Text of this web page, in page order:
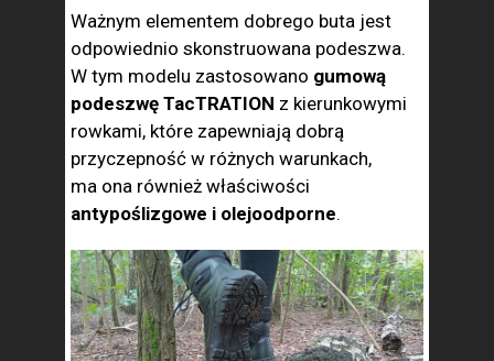
Ważnym elementem dobrego buta jest
odpowiednio skonstruowana podeszwa.
W tym modelu zastosowano gumową
podeszwę TacTRATION z kierunkowymi
rowkami, które zapewniają dobrą
przyczepność w różnych warunkach,
ma ona również właściwości
antypoślizgowe i olejoodporne.